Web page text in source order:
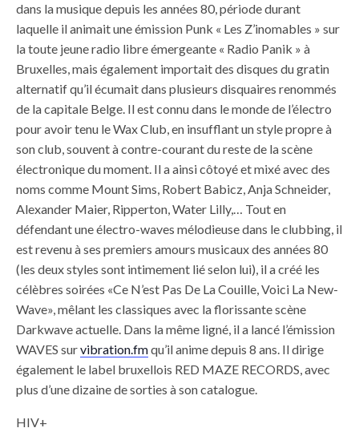
dans la musique depuis les années 80, période durant
laquelle il animait une émission Punk « Les Z’inomables » sur
la toute jeune radio libre émergeante « Radio Panik » à
Bruxelles, mais également importait des disques du gratin
alternatif qu’il écumait dans plusieurs disquaires renommés
de la capitale Belge. Il est connu dans le monde de l’électro
pour avoir tenu le Wax Club, en insufflant un style propre à
son club, souvent à contre-courant du reste de la scène
électronique du moment. Il a ainsi côtoyé et mixé avec des
noms comme Mount Sims, Robert Babicz, Anja Schneider,
Alexander Maier, Ripperton, Water Lilly,… Tout en
défendant une électro-waves mélodieuse dans le clubbing, il
est revenu à ses premiers amours musicaux des années 80
(les deux styles sont intimement lié selon lui), il a créé les
célèbres soirées «Ce N’est Pas De La Couille, Voici La New-
Wave», mêlant les classiques avec la florissante scène
Darkwave actuelle. Dans la même ligné, il a lancé l’émission
WAVES survibration.fmqu’il anime depuis 8 ans. Il dirige
également le label bruxellois RED MAZE RECORDS, avec
plus d’une dizaine de sorties à son catalogue.
HIV+